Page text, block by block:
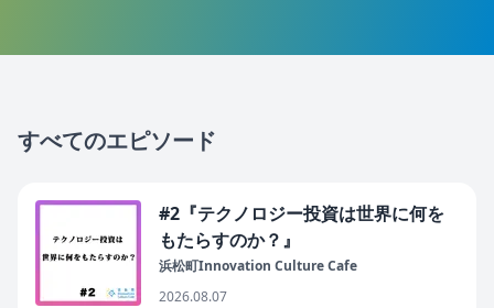
すべてのエピソード
#2『テクノロジー投資は世界に何を
もたらすのか？』
浜松町Innovation Culture Cafe
2026.08.07